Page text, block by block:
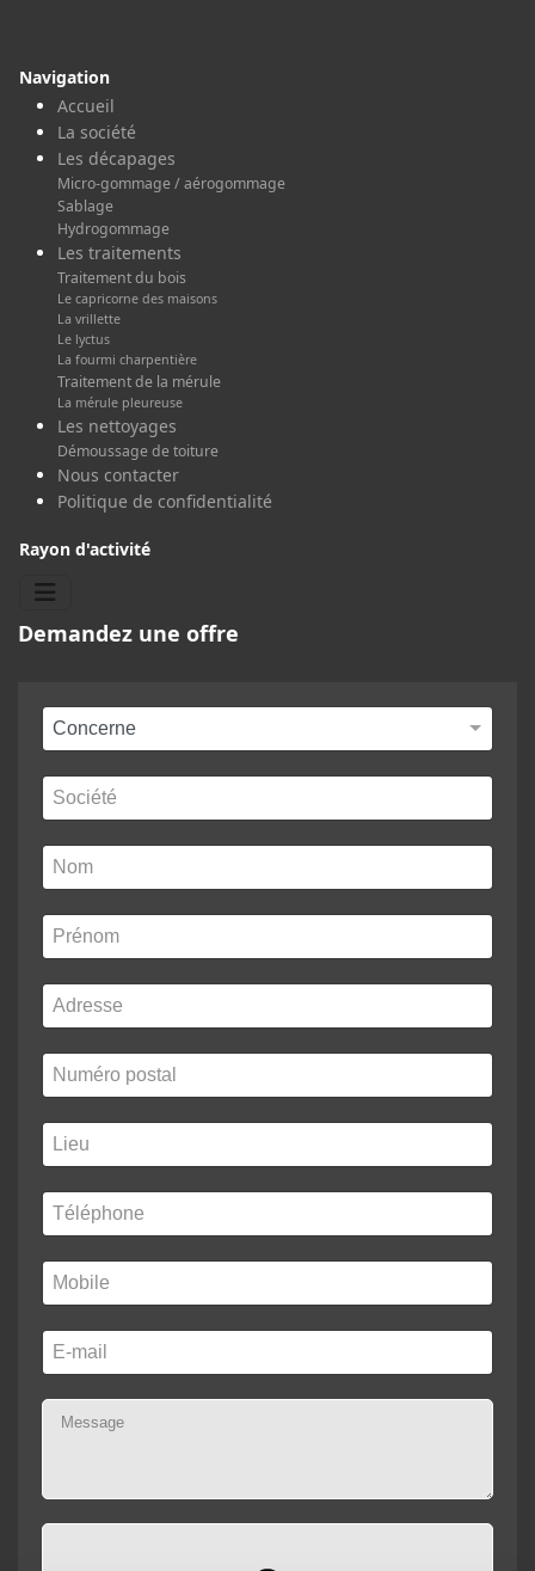
Navigation
Accueil
La société
Les décapages
Micro-gommage / aérogommage
Sablage
Hydrogommage
Les traitements
Traitement du bois
Le capricorne des maisons
La vrillette
Le lyctus
La fourmi charpentière
Traitement de la mérule
La mérule pleureuse
Les nettoyages
Démoussage de toiture
Nous contacter
Politique de confidentialité
Rayon d'activité
Demandez une offre